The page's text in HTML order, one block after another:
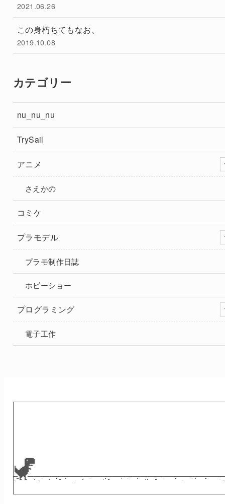
2021.06.26
この身朽ちてもなお、
2019.10.08
カテゴリー
nu_nu_nu
TrySail
アニメ
さえかの
コミケ
プラモデル
プラモ制作日誌
ホビーショー
プログラミング
電子工作